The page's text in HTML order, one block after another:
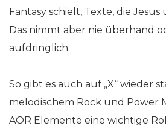
Fantasy schielt, Texte, die
Das nimmt aber nie überhand
aufdringlich.
So gibt es auch auf „X“ wieder
melodischem Rock und Power
AOR Elemente eine wichtige